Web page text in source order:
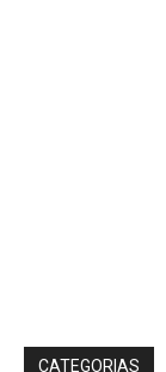
CATEGORIAS